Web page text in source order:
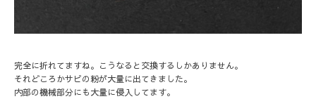
完全に折れてますね。こうなると交換するしかありません。
それどころかサビの粉が大量に出てきました。
内部の機械部分にも大量に侵入してます。